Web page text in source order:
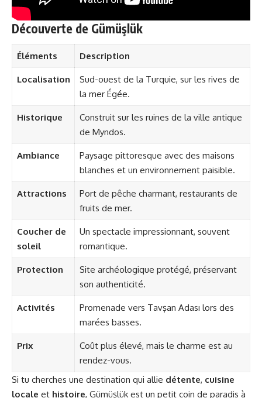
Découverte de Gümüşlük
Éléments Description
Localisation
Sud-ouest de la Turquie, sur les rives de
la mer Égée.
Historique
Construit sur les ruines de la ville antique
de Myndos.
Ambiance
Paysage pittoresque avec des maisons
blanches et un environnement paisible.
Attractions
Port de pêche charmant, restaurants de
fruits de mer.
Coucher de
soleil
Un spectacle impressionnant, souvent
romantique.
Protection
Site archéologique protégé, préservant
son authenticité.
Activités
Promenade vers Tavşan Adası lors des
marées basses.
Prix
Coût plus élevé, mais le charme est au
rendez-vous.
Si tu cherches une destination qui allie détente, cuisine
locale et histoire, Gümüşlük est un petit coin de paradis à